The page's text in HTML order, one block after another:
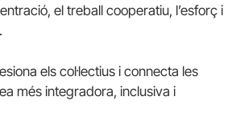
el treball cooperatiu, l’esforç i
els col·lectius i connecta les
més integradora, inclusiva i